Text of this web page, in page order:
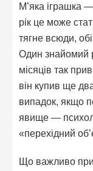
М’яка іграшка
рік це може
тягне всюди,
Один знайомий
місяців так
він купив ще
випадок, якщо
явище —
«перехідний
Що важливо при